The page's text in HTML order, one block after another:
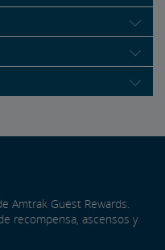
Amtrak Guest Rewards.
recompensa, ascensos y